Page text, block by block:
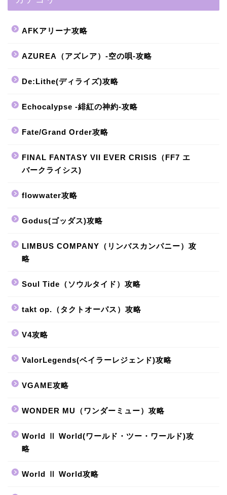
AFKアリーナ攻略
AZUREA（アズレア）-空の唄-攻略
De:Lithe(ディライズ)攻略
Echocalypse -緋紅の神約-攻略
Fate/Grand Order攻略
FINAL FANTASY VII EVER CRISIS（FF7 エ
バークライシス)
flowwater攻略
Godus(ゴッダス)攻略
LIMBUS COMPANY（リンバスカンパニー）攻
略
Soul Tide（ソウルタイド）攻略
takt op.（タクトオーパス）攻略
V4攻略
ValorLegends(ベイラーレジェンド)攻略
VGAME攻略
WONDER MU（ワンダーミュー）攻略
World Ⅱ World(ワールド・ツー・ワールド)攻
略
World Ⅱ World攻略